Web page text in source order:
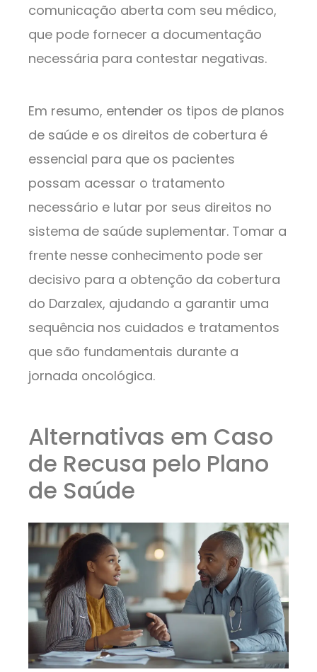
comunicação aberta com seu médico,
que pode fornecer a documentação
necessária para contestar negativas.
Em resumo, entender os tipos de planos
de saúde e os direitos de cobertura é
essencial para que os pacientes
possam acessar o tratamento
necessário e lutar por seus direitos no
sistema de saúde suplementar. Tomar a
frente nesse conhecimento pode ser
decisivo para a obtenção da cobertura
do Darzalex, ajudando a garantir uma
sequência nos cuidados e tratamentos
que são fundamentais durante a
jornada oncológica.
Alternativas em Caso
de Recusa pelo Plano
de Saúde